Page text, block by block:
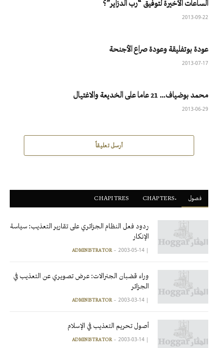
الساعات الأخيرة لتوفيق “رب الدزاير”؟
2013-09-22
عودة بوتفليقة وعودة صراع الأجنحة
2013-07-17
محمد بوضياف… 21 عاما على الخديعة والاغتيال
2013-06-29
أرسل تعليقاً
فصول CHAPITRES
ردود فعل النظام الجزائري على تقارير التعذيب: سياسة
الإنكار
|
ADMINISTRATOR 2003-05-14
وراء قضبان الجنرالات: عرض تصويري عن التعذيب في
الجزائر
|
ADMINISTRATOR 2003-03-14
أصول تحريم التعذيب في الإسلام
|
ADMINISTRATOR 2003-03-14